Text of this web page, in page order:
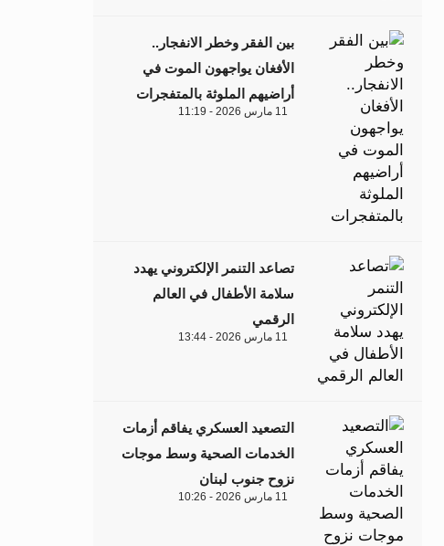
بين الفقر وخطر الانفجار..
الأفغان يواجهون الموت في
أراضيهم الملوثة بالمتفجرات
11 مارس 2026 - 11:19
تصاعد التنمر الإلكتروني يهدد
سلامة الأطفال في العالم
الرقمي
11 مارس 2026 - 13:44
التصعيد العسكري يفاقم أزمات
الخدمات الصحية وسط موجات
نزوح جنوب لبنان
11 مارس 2026 - 10:26